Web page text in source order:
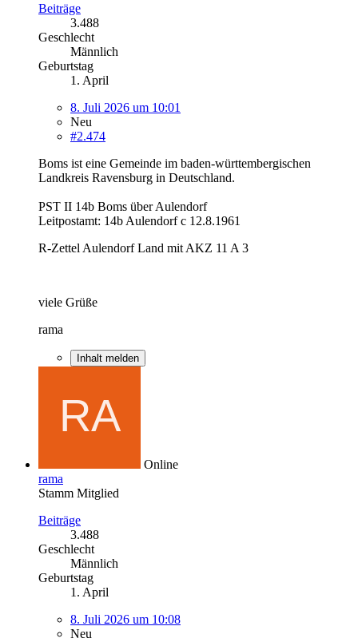
Beiträge
3.488
Geschlecht
Männlich
Geburtstag
1. April
8. Juli 2026 um 10:01
Neu
#2.474
Boms ist eine Gemeinde im baden-württembergischen
Landkreis Ravensburg in Deutschland.
PST II 14b Boms über Aulendorf
Leitpostamt: 14b Aulendorf c 12.8.1961
R-Zettel Aulendorf Land mit AKZ 11 A 3
viele Grüße
rama
Inhalt melden
Online
rama
Stamm Mitglied
Beiträge
3.488
Geschlecht
Männlich
Geburtstag
1. April
8. Juli 2026 um 10:08
Neu